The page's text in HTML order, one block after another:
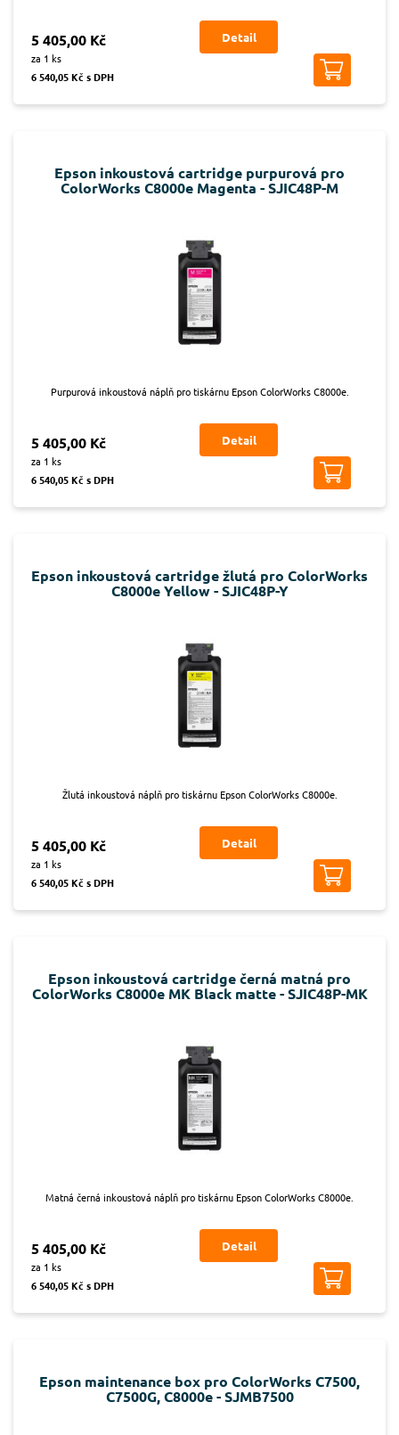
5 405,00 Kč
za 1 ks
6 540,05 Kč s DPH
Detail
Epson inkoustová cartridge purpurová pro
ColorWorks C8000e Magenta - SJIC48P-M
Purpurová inkoustová náplň pro tiskárnu Epson ColorWorks C8000e.
5 405,00 Kč
za 1 ks
6 540,05 Kč s DPH
Detail
Epson inkoustová cartridge žlutá pro ColorWorks
C8000e Yellow - SJIC48P-Y
Žlutá inkoustová náplň pro tiskárnu Epson ColorWorks C8000e.
5 405,00 Kč
za 1 ks
6 540,05 Kč s DPH
Detail
Epson inkoustová cartridge černá matná pro
ColorWorks C8000e MK Black matte - SJIC48P-MK
Matná černá inkoustová náplň pro tiskárnu Epson ColorWorks C8000e.
5 405,00 Kč
za 1 ks
6 540,05 Kč s DPH
Detail
Epson maintenance box pro ColorWorks C7500,
C7500G, C8000e - SJMB7500